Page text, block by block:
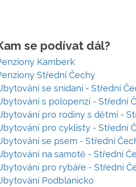
se podívat dál?
Kamberk
Střední Čechy
se snídaní - Střední
s polopenzí - Střední
pro rodiny s dětmi -
pro cyklisty - Střední
se psem - Střední
na samotě - Střední
pro rybáře - Střední
Podblanicko